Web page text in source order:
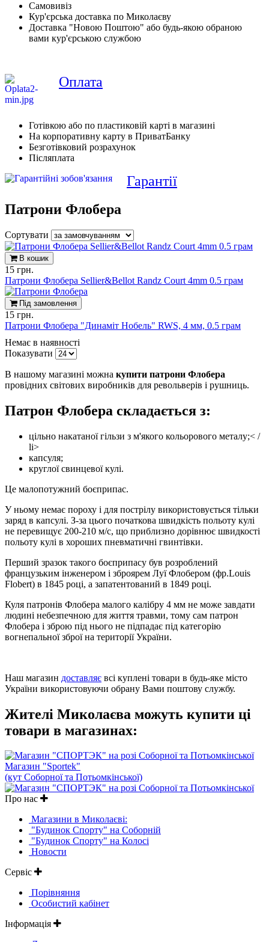
Самовивіз
Кур'єрська доставка по Миколаєву
Доставка "Новою Поштою" або будь-якою обраною
вами кур'єрською службою
Оплата
Готівкою або по пластиковій карті в магазині
На корпоративну карту в ПриватБанку
Безготівковий розрахунок
Післяплата
Гарантії
Патрони Флобера
Сортувати
В кошик
15 грн.
Патрони Флобера Sellier&Bellot Randz Court 4mm 0.5 грам
Під замовлення
15 грн.
Патрони Флобера "Динаміт Нобель" RWS, 4 мм, 0.5 грам
Немає в наявності
Показувати
В нашому магазині можна купити патрони Флобера
провідних світових виробників для револьверів і рушниць.
Патрон Флобера складається з:
цільно накатаної гільзи з м'якого кольорового металу;< /
li>
капсуля;
круглої свинцевої кулі.
Це малопотужний боєприпас.
У ньому немає пороху і для пострілу використовується тільки
заряд в капсулі. З-за цього початкова швидкість польоту кулі
не перевищує 200-210 м/с, що приблизно дорівнює швидкості
польоту кулі в хороших пневматичні гвинтівки.
Перший зразок такого боєприпасу був розроблений
французьким інженером і зброярем Луї Флобером (фр.Louis
Flobert) в 1845 році, а запатентований в 1849 році.
Куля патронів Флобера малого калібру 4 мм не може завдати
людині небезпечною для життя травми, тому сам патрон
Флобера і зброю під нього не підпадає під категорію
вогнепальної зброї на території України.
Наш магазин доставляє всі куплені товари в будь-яке місто
України використовуючи обрану Вами поштову службу.
Жителі Миколаєва можуть купити ці
товари в магазинах:
Магазин "Sportek"
(кут Соборної та Потьомкінської)
Про нас
Магазини в Миколаєві:
"Будинок Спорту" на Соборній
"Будинок Спорту" на Колосі
Новости
Сервіс
Порівняння
Особистий кабінет
Інформація